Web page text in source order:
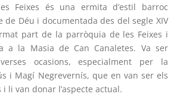
Feixes és una ermita d’estil barroc
de Déu i documentada des del segle XIV
part de la parròquia de les Feixes i
a la Masia de Can Canaletes. Va ser
ocasions, especialment per la
i Magí Negrevernís, que en van ser els
li van donar l’aspecte actual.